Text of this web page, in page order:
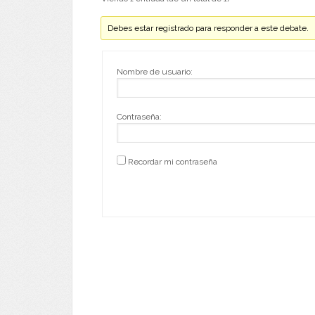
Debes estar registrado para responder a este debate.
Nombre de usuario:
Contraseña:
Recordar mi contraseña